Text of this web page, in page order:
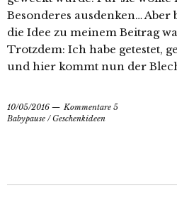
Besonderes ausdenken…
die Idee zu meinem Beitrag
Trotzdem: Ich habe getestet,
und hier kommt nun der
10/05/2016
Kommentare 5
Babypause /Geschenkideen